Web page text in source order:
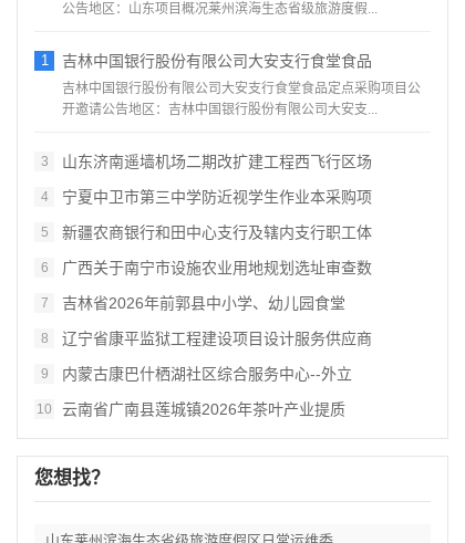
公告地区：山东项目概况莱州滨海生态省级旅游度假...
1 吉林中国银行股份有限公司大安支行食堂食品
吉林中国银行股份有限公司大安支行食堂食品定点采购项目公
开邀请公告地区：吉林中国银行股份有限公司大安支...
3 山东济南遥墙机场二期改扩建工程西飞行区场
4 宁夏中卫市第三中学防近视学生作业本采购项
5 新疆农商银行和田中心支行及辖内支行职工体
6 广西关于南宁市设施农业用地规划选址审查数
7 吉林省2026年前郭县中小学、幼儿园食堂
8 辽宁省康平监狱工程建设项目设计服务供应商
9 内蒙古康巴什栖湖社区综合服务中心--外立
10 云南省广南县莲城镇2026年茶叶产业提质
您想找？